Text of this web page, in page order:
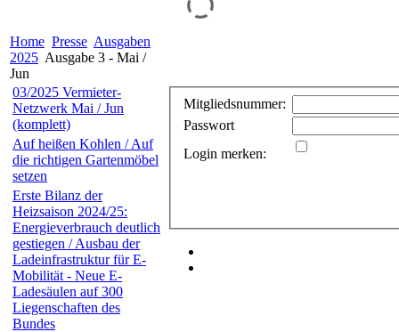
Home Presse Ausgaben
2025 Ausgabe 3 - Mai /
Jun
03/2025 Vermieter-
Netzwerk Mai / Jun
(komplett)
Auf heißen Kohlen / Auf
die richtigen Gartenmöbel
setzen
Erste Bilanz der
Heizsaison 2024/25:
Energieverbrauch deutlich
gestiegen / Ausbau der
Ladeinfrastruktur für E-
Mobilität - Neue E-
Ladesäulen auf 300
Liegenschaften des
Bundes
Mitgliedsnummer:
Passwort
Login merken: